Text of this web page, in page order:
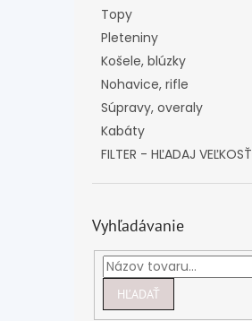
Topy
Pleteniny
Košele, blúzky
Nohavice, rifle
Súpravy, overaly
Kabáty
FILTER - HĽADAJ VEĽKOSŤ
Vyhľadávanie
HĽADAŤ